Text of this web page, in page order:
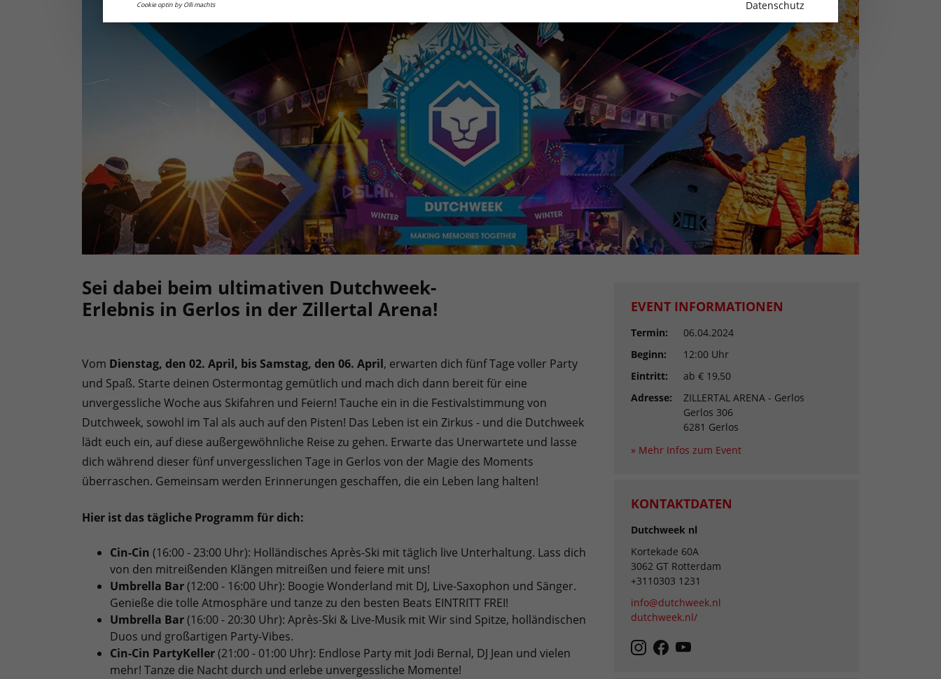
Sei dabei beim ultimativen Dutchweek-
Erlebnis in Gerlos in der Zillertal Arena!
Vom Dienstag, den 02. April, bis Samstag, den 06. April, erwarten dich fünf Tage voller Party
und Spaß. Starte deinen Ostermontag gemütlich und mach dich dann bereit für eine
unvergessliche Woche aus Skifahren und Feiern! Tauche ein in die Festivalstimmung von
Dutchweek, sowohl im Tal als auch auf den Pisten! Das Leben ist ein Zirkus - und die Dutchweek
lädt euch ein, auf diese außergewöhnliche Reise zu gehen. Erwarte das Unerwartete und lasse
dich während dieser fünf unvergesslichen Tage in Gerlos von der Magie des Moments
überraschen. Gemeinsam werden Erinnerungen geschaffen, die ein Leben lang halten!
Hier ist das tägliche Programm für dich:
Cin-Cin (16:00 - 23:00 Uhr): Holländisches Après-Ski mit täglich live Unterhaltung. Lass dich
von den mitreißenden Klängen mitreißen und feiere mit uns!
Umbrella Bar(12:00 - 16:00 Uhr): Boogie Wonderland mit DJ, Live-Saxophon und Sänger.
Genieße die tolle Atmosphäre und tanze zu den besten Beats EINTRITT FREI!
Umbrella Bar(16:00 - 20:30 Uhr): Après-Ski & Live-Musik mit Wir sind Spitze, holländischen
Duos und großartigen Party-Vibes.
Cin-Cin PartyKeller(21:00 - 01:00 Uhr): Endlose Party mit Jodi Bernal, DJ Jean und vielen
mehr! Tanze die Nacht durch und erlebe unvergessliche Momente!
EVENT INFORMATIONEN
Termin:
06.04.2024
Beginn:
12:00 Uhr
Eintritt:
ab € 19,50
Adresse:
ZILLERTAL ARENA - Gerlos
Gerlos 306
6281 Gerlos
» Mehr Infos zum Event
KONTAKTDATEN
Dutchweek nl
Kortekade 60A
3062 GT Rotterdam
+3110303 1231
info@dutchweek.nl
dutchweek.nl/
Cookie optin by Olli machts Datenschutz